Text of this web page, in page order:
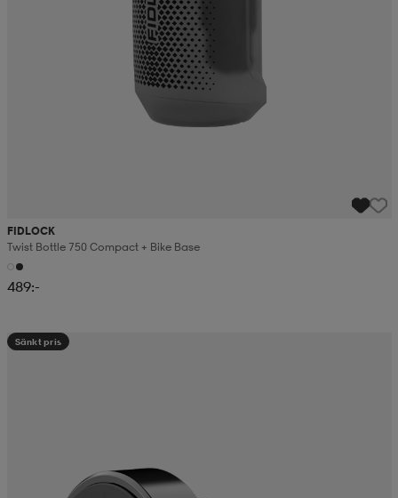
FIDLOCK
Twist Bottle 750 Compact + Bike Base
489:-
Sänkt pris